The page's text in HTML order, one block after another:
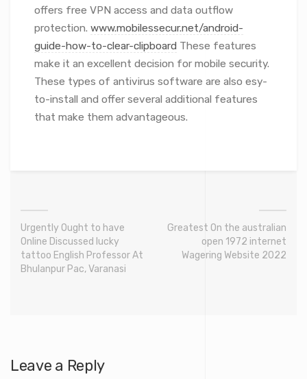
offers free VPN access and data outflow
protection. www.mobilessecur.net/android-
guide-how-to-clear-clipboard These features
make it an excellent decision for mobile security.
These types of antivirus software are also esy-
to-install and offer several additional features
that make them advantageous.
Urgently Ought to have
Online Discussed lucky
tattoo English Professor At
Bhulanpur Pac, Varanasi
Greatest On the australian
open 1972 internet
Wagering Website 2022
Leave a Reply